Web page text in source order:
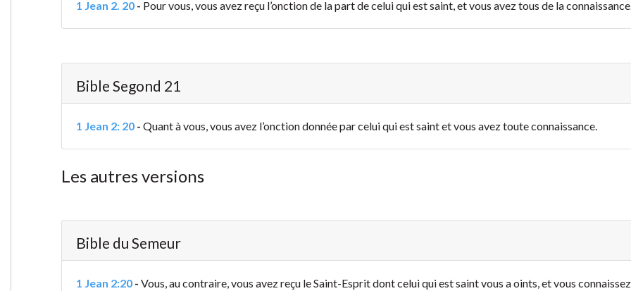
1 Jean 2. 20- Pour vous, vous avez reçu l’onction de la part de celui qui est saint, et vous avez tous de la
Bible Segond 21
1 Jean 2: 20- Quant à vous, vous avez l’onction donnée par celui qui est saint et vous avez toute connaissance.
Les autres versions
Bible du Semeur
1 Jean 2:20- Vous, au contraire, vous avez reçu le Saint-Esprit dont celui qui est saint vous a oints, et vous